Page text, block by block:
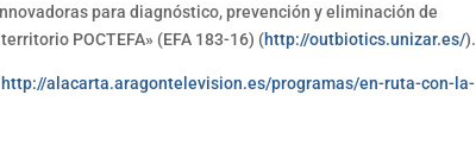
para diagnóstico, prevención y eliminación de
POCTEFA» (EFA 183-16) (http://outbiotics.unizar.es/).
http://alacarta.aragontelevision.es/programas/en-ruta-con-la-